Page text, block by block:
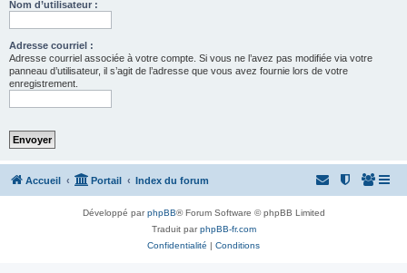
Nom d’utilisateur :
Adresse courriel :
Adresse courriel associée à votre compte. Si vous ne l’avez pas modifiée via votre
panneau d’utilisateur, il s’agit de l’adresse que vous avez fournie lors de votre
enregistrement.
Accueil Portail Index du forum
Développé parphpBB® Forum Software © phpBB Limited
Traduit parphpBB-fr.com
Confidentialité | Conditions